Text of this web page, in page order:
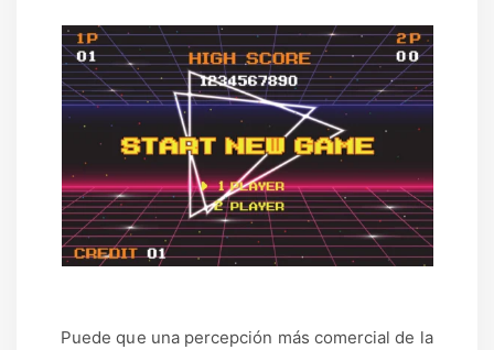
Puede que una percepción más comercial de la